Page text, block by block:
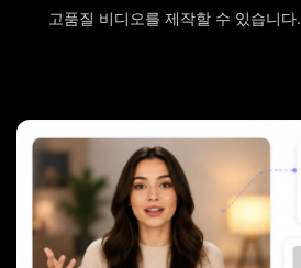
고품질 비디오를 제작할 수 있습니다.